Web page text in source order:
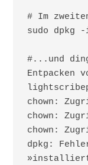
# Im
sudo dpkg
#...und
chown:
chown:
chown:
dpkg: